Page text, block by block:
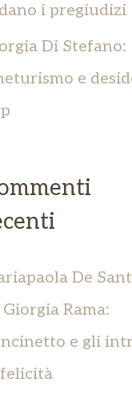
i pregiudizi
Di Stefano:
e
De
Giorgia Rama:
e gli